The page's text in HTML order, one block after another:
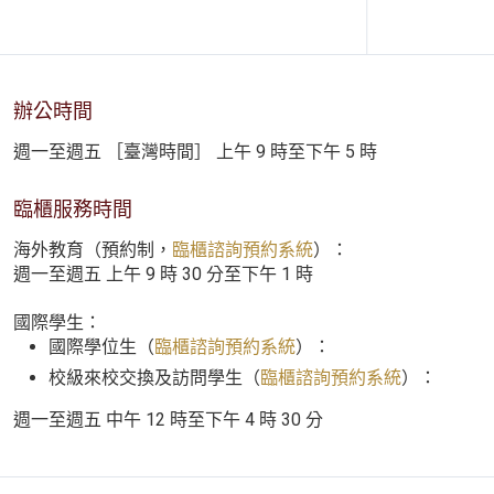
辦公時間
週一至週五 ［臺灣時間］ 上午 9 時至下午 5 時
臨櫃服務時間
海外教育（預約制， 臨櫃諮詢預約系統）：
週一至週五 上午 9 時 30 分至下午 1 時
國際學生：
國際學位生（臨櫃諮詢預約系統）：
校級來校交換及訪問學生（臨櫃諮詢預約系統）：
週一至週五 中午 12 時至下午 4 時 30 分